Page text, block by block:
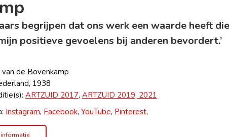
begrijpen dat ons werk een waarde heeft
positieve gevoelens bij anderen bevordert.’
van de Bovenkamp
1938
ARTZUID 2017, ARTZUID 2019, 2021
Instagram, Facebook, YouTube, Pinterest,